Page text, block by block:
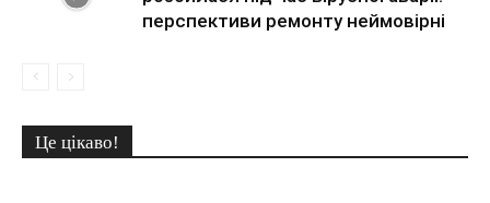
перспективи ремонту неймовірні
Це цікаво!